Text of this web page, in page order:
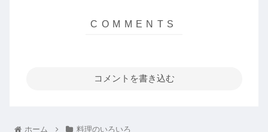
コメントを書き込む
ホーム 料理のいろいろ